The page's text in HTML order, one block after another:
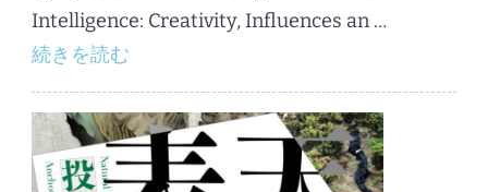
Intelligence: Creativity, Influences an …
続きを読む